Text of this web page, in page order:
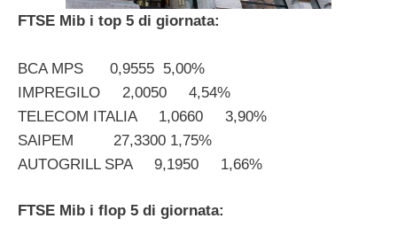
FTSE Mib i top 5 di giornata:
BCA MPS 0,9555 5,00%
IMPREGILO 2,0050 4,54%
TELECOM ITALIA 1,0660 3,90%
SAIPEM 27,3300 1,75%
AUTOGRILL SPA 9,1950 1,66%
FTSE Mib i flop 5 di giornata: